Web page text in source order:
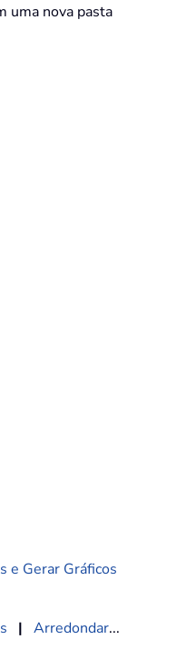
uma nova pasta
e Gerar Gráficos
| Arredondar...